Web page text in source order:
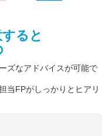
ると
ズなアドバイスが可能で
当FPがしっかりとヒアリ